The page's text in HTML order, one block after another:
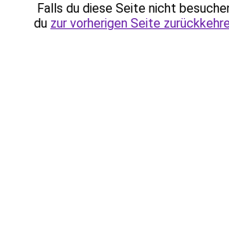
Falls du diese Seite nicht
du zur vorherigen Seite